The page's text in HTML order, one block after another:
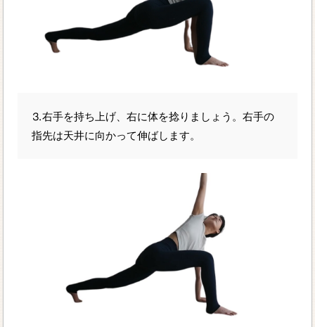
⒊右手を持ち上げ、右に体を捻りましょう。右手の
指先は天井に向かって伸ばします。